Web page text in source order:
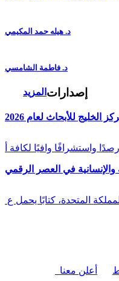
د. هيله حمد المكيمي
د. فاطمة الشامسي
المزيد إصدارات
الخليج للأبحاث لعام 2026
والإنسانية في العصر الرقمي
المتحدة، كتابًا يحمل ع
أعلن معنا